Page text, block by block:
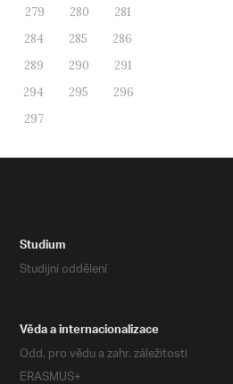
279 280
281
284 285
286
289 290
291
294 295
296
297
Studium
Studijní oddělení
Věda a internacionalizace
Odd. pro vědu a zahr. záležitosti
ERASMUS+